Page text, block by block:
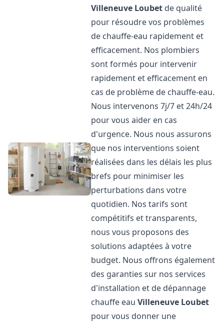
Villeneuve Loubet de qualité
pour résoudre vos problèmes
de chauffe-eau rapidement et
efficacement. Nos plombiers
sont formés pour intervenir
rapidement et efficacement en
cas de problème de chauffe-eau.
Nous intervenons 7j/7 et 24h/24
pour vous aider en cas
d'urgence. Nous nous assurons
que nos interventions soient
réalisées dans les délais les plus
brefs pour minimiser les
perturbations dans votre
quotidien. Nos tarifs sont
compétitifs et transparents,
nous vous proposons des
solutions adaptées à votre
budget. Nous offrons également
des garanties sur nos services
d'installation et de dépannage
chauffe eauVilleneuve Loubet
pour vous donner une